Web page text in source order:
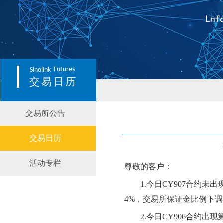
Sinolink Futures
交易日历
交易所公告
交易日历
活动专栏 尊敬的客户：
1.今日CY907合约未出
4%，交易所保证金比例下调
2.今日CY906合约出现